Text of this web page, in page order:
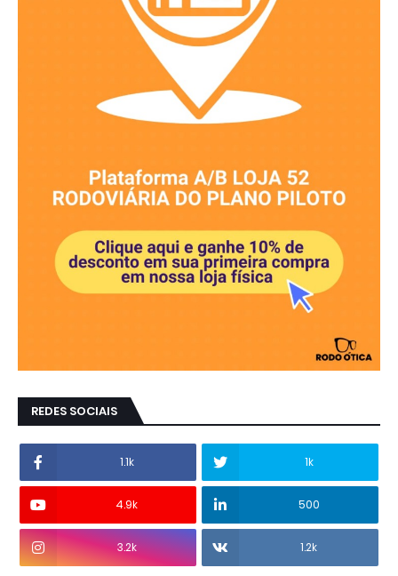
REDES SOCIAIS
1.1k 1k
4.9k 500
3.2k 1.2k